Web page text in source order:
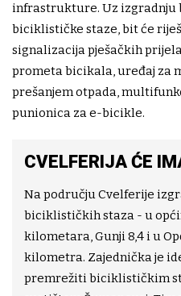
infrastrukture. Uz izgradnju
biciklističke staze, bit će
signalizacija pješačkih
prometa bicikala, uređaj za
prešanjem otpada,
punionica za e-bicikle.
CVELFERIJA ĆE
Na području Cvelferije
biciklističkih staza - u
kilometara, Gunji 8,4 i u
kilometra. Zajednička je
premrežiti biciklističkim